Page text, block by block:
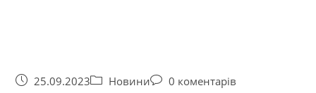
25.09.2023 Новини 0 коментарів